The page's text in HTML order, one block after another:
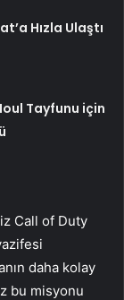
Hızla Ulaştı
Tayfunu için
Call of Duty
daha kolay
bu misyonu